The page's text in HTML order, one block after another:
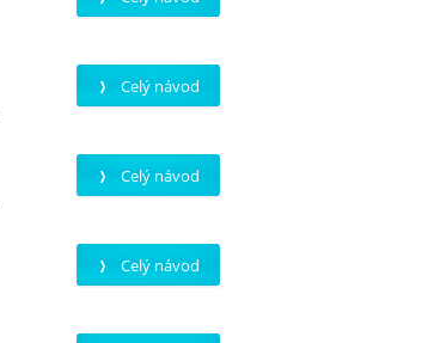
Celý návod
Celý návod
Celý návod